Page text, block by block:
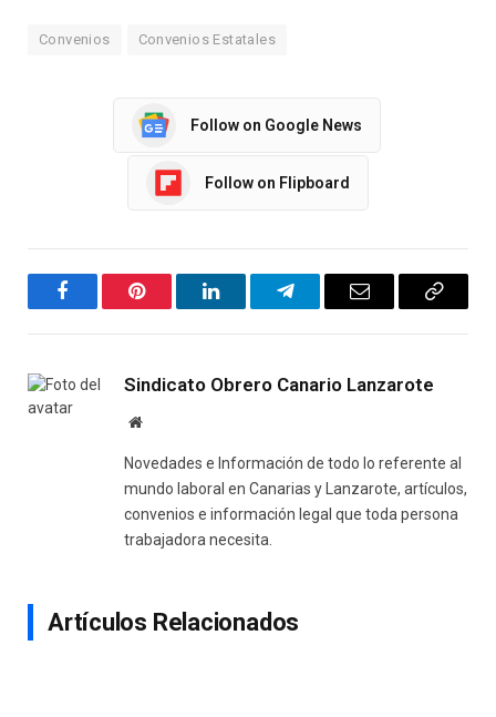
Convenios Convenios Estatales
Follow on Google News
Follow on Flipboard
FacebookPinterest LinkedInTelegramEmail
Copy
Sindicato Obrero Canario Lanzarote
Website
Novedades e Información de todo lo referente al
mundo laboral en Canarias y Lanzarote, artículos,
convenios e información legal que toda persona
trabajadora necesita.
Artículos Relacionados